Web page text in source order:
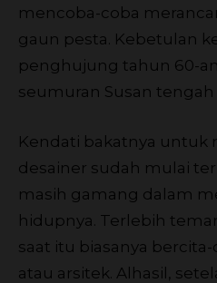
mencoba-coba
gaun pesta. Kebetulan
penghujung tahun 60-
seumuran Susan
Kendati bakatnya untuk
desainer sudah mulai
masih gamang dalam
hidupnya. Terlebih
saat itu biasanya
atau arsitek. Alhasil,